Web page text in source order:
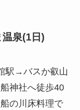
泉(1日)
駅→バスか叡山
神社へ徒歩40
の川床料理で